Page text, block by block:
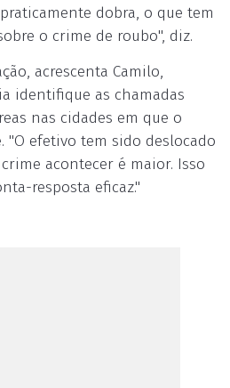
dobra, o que tem
o crime de roubo", diz.
acrescenta Camilo,
identifique as chamadas
nas cidades em que o
"O efetivo tem sido deslocado
acontecer é maior. Isso
resposta eficaz."